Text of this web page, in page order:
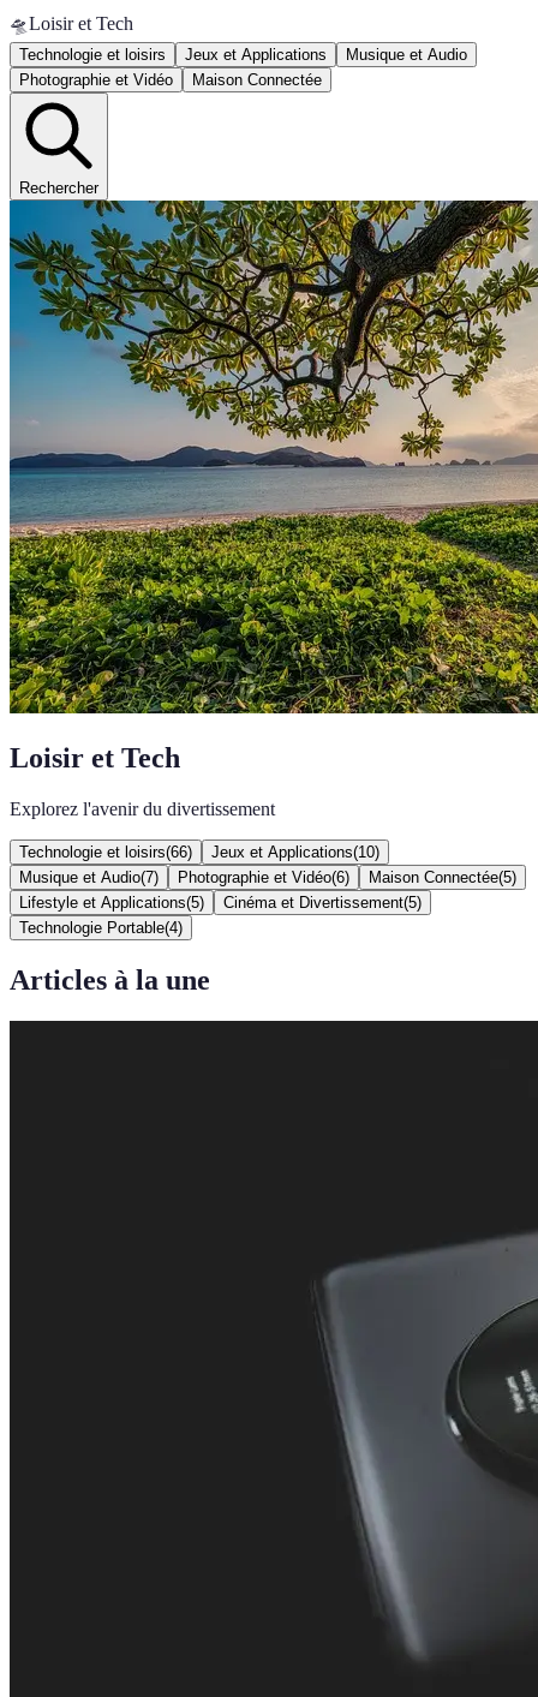
🛸Loisir et Tech
Technologie et loisirs Jeux et Applications
Musique et Audio
Photographie et Vidéo
Maison Connectée
Rechercher
Loisir et Tech
Explorez l'avenir du divertissement
Technologie et loisirs(66) Jeux et Applications(10)
Musique et Audio(7) Photographie et Vidéo(6) Maison Connectée(5)
Lifestyle et Applications(5) Cinéma et Divertissement(5)
Technologie Portable(4)
Articles à la une